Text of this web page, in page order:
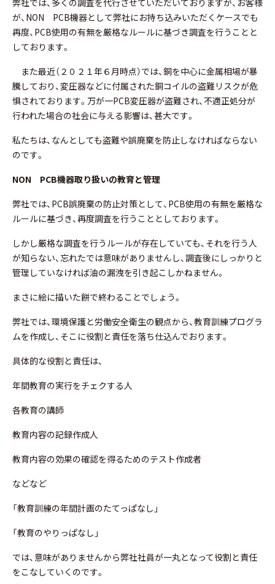
弊社では、多くの調査を代行させていただいておりますが、お客様
が、NON PCB機器として弊社にお持ち込みいただくケースでも
再度、PCB使用の有無を厳格なルールに基づき調査を行うことと
しております。
また最近（２０２１年６月時点）では、銅を中心に金属相場が暴
騰しており、変圧器などに付属された銅コイルの盗難リスクが危
惧されております。万が一PCB変圧器が盗難され、不適正処分が
行われた場合の社会に与える影響は、甚大です。
私たちは、なんとしても盗難や誤廃棄を防止しなければならない
のです。
NON PCB機器取り扱いの教育と管理
弊社では、PCB誤廃棄の防止対策として、PCB使用の有無を厳格な
ルールに基づき、再度調査を行うこととしております。
しかし厳格な調査を行うルールが存在していても、それを行う人
が知らない、忘れたでは意味がありませんし、調査後にしっかりと
管理していなければ油の漏洩を引き起こしかねません。
まさに絵に描いた餅で終わることでしょう。
弊社では、環境保護と労働安全衛生の観点から、教育訓練プログラ
ムを作成し、そこに役割と責任を落ち仕込んでおります。
具体的な役割と責任は、
年間教育の実行をチェクする人
各教育の講師
教育内容の記録作成人
教育内容の効果の確認を得るためのテスト作成者
などなど
「教育訓練の年間計画のたてっぱなし」
「教育のやりっぱなし」
では、意味がありませんから弊社社員が一丸となって役割と責任
をこなしていくのです。